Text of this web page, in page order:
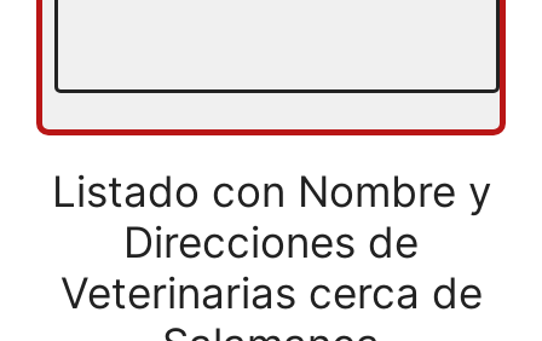
Listado con Nombre y
Direcciones de
Veterinarias cerca de